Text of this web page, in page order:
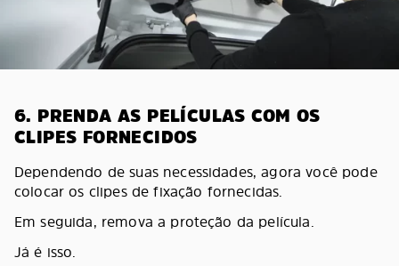
6. PRENDA AS PELÍCULAS COM OS
CLIPES FORNECIDOS
Dependendo de suas necessidades, agora você pode
colocar os clipes de fixação fornecidas.
Em seguida, remova a proteção da película.
Já é isso.